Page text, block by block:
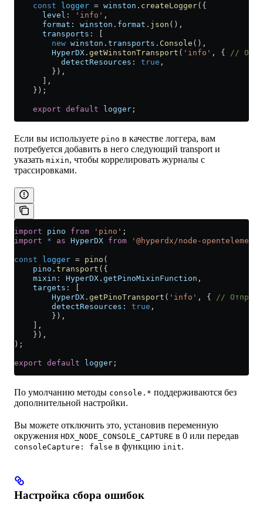
    const
logger = winston . createLogger({
      level:
'info' ,
      format:
winston . format . json (),
      transports:
[
        new
winston . transports . Console (),
        HyperDX
. getWinstonTransport ( 'info' , {
//
          detectResources:
true ,
        }),
      ],
    });
    export
default logger ;
Если вы используете pino в качестве логгера, вам
потребуется добавить в него следующий transport и
указать mixin, чтобы коррелировать журналы с
трассировками.
import pino from 'pino' ;
import * as HyperDX from '@hyperdx/node-
const logger = pino (
    pino
. transport ({
    mixin:
HyperDX . getPinoMixinFunction ,
    targets:
[
        HyperDX
. getPinoTransport ( 'info' , {
//
        detectResources:
true ,
        }),
    ],
    }),
);
export default logger ;
По умолчанию методы console.* поддерживаются без
дополнительной настройки.
Вы можете отключить это, установив переменную
окружения HDX_NODE_CONSOLE_CAPTURE в 0 или передав
consoleCapture: false в функцию init.
Настройка сбора ошибок